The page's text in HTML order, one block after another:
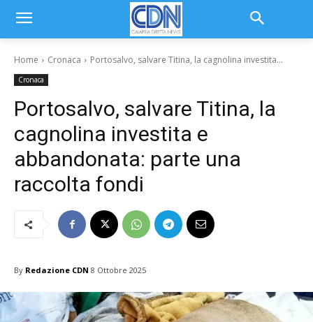
Home Cronaca Portosalvo, salvare Titina, la cagnolina investita...
Cronaca
Portosalvo, salvare Titina, la
cagnolina investita e
abbandonata: parte una
raccolta fondi
By Redazione CDN 8 Ottobre 2025